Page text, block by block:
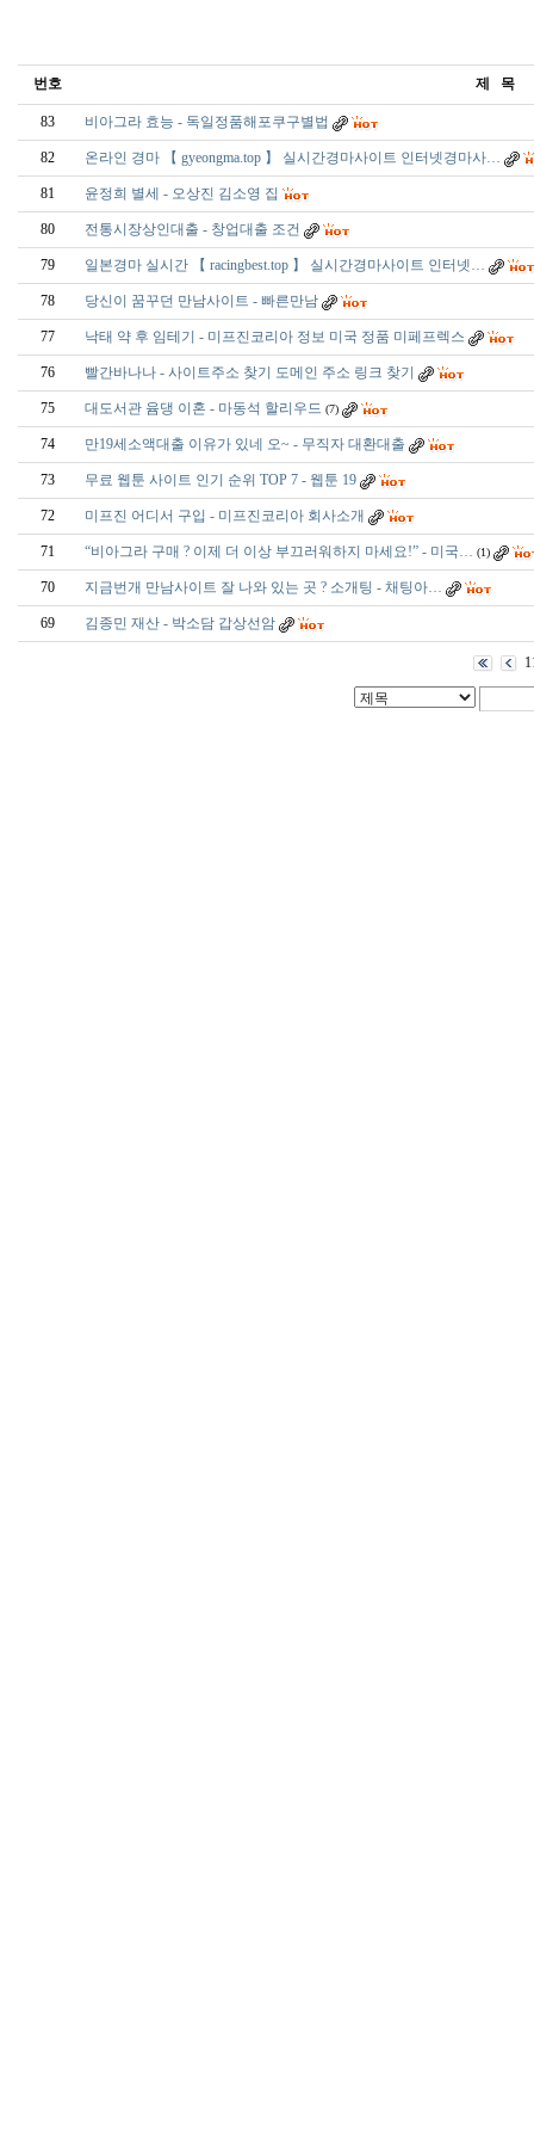
번호 제 목
83 비아그라 효능 - 독일정품해포쿠구별법
82 온라인 경마 【 gyeongma.top 】 실시간경마사이트 인터넷경마사…
81 윤정희 별세 - 오상진 김소영 집
80 전통시장상인대출 - 창업대출 조건
79 일본경마 실시간 【 racingbest.top 】 실시간경마사이트 인터넷…
78 당신이 꿈꾸던 만남사이트 - 빠른만남
77 낙태 약 후 임테기 - 미프진코리아 정보 미국 정품 미페프렉스
76 빨간바나나 - 사이트주소 찾기 도메인 주소 링크 찾기
75 대도서관 윰댕 이혼 - 마동석 할리우드 (7)
74 만19세소액대출 이유가 있네 오~ - 무직자 대환대출
73 무료 웹툰 사이트 인기 순위 TOP 7 - 웹툰 19
72 미프진 어디서 구입 - 미프진코리아 회사소개
71 “비아그라 구매 ? 이제 더 이상 부끄러워하지 마세요!” - 미국… (1)
70 지금번개 만남사이트 잘 나와 있는 곳 ? 소개팅 - 채­팅­아­…
69 김종민 재산 - 박소담 갑상선암